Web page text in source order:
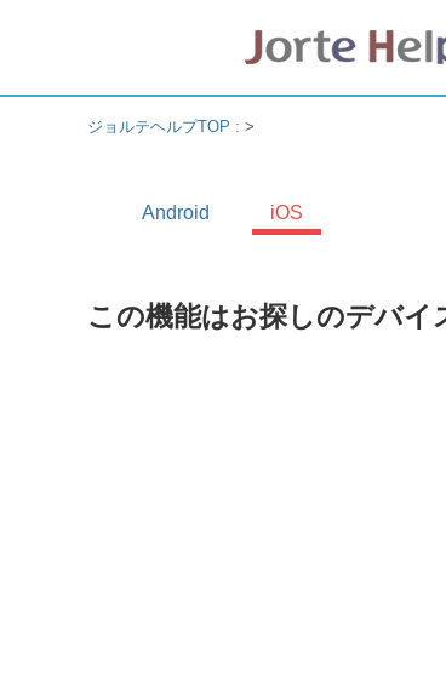
ジョルテヘルプTOP : >
Android iOS
この機能はお探しのデバイ